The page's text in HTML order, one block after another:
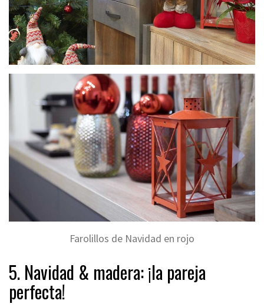
Farolillos de Navidad en rojo
5. Navidad & madera: ¡la pareja
perfecta!